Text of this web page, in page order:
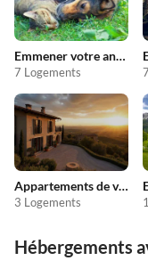
Emmener votre animal en vacances
7 Logements
Appartements de vacances pas chers
3 Logements
Hébergements